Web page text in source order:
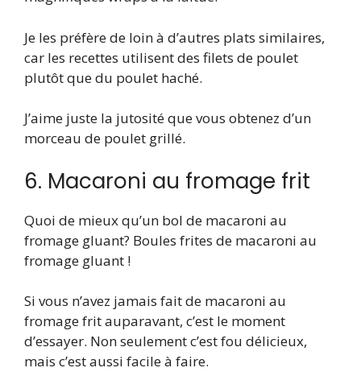
Je les préfère de loin à d’autres plats similaires,
car les recettes utilisent des filets de poulet
plutôt que du poulet haché.
J’aime juste la jutosité que vous obtenez d’un
morceau de poulet grillé.
6. Macaroni au fromage frit
Quoi de mieux qu’un bol de macaroni au
fromage gluant? Boules frites de macaroni au
fromage gluant !
Si vous n’avez jamais fait de macaroni au
fromage frit auparavant, c’est le moment
d’essayer. Non seulement c’est fou délicieux,
mais c’est aussi facile à faire.